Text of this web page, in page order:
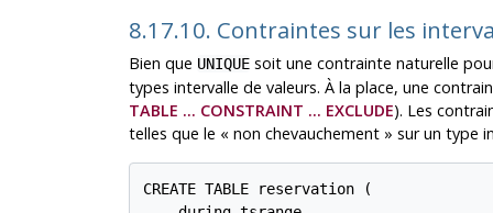
8.17.10. Contraintes sur les
Bien que UNIQUEsoit une contrainte naturelle
types intervalle de valeurs. À la place, une
TABLE ... CONSTRAINT ... EXCLUDE). Les
telles que le « non chevauchement» sur un type
CREATE TABLE reservation (